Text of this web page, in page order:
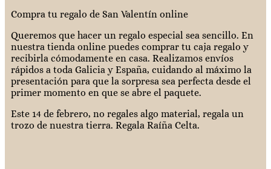
Compra tu regalo de San Valentín online
Queremos que hacer un regalo especial sea sencillo. En
nuestra tienda online puedes comprar tu caja regalo y
recibirla cómodamente en casa. Realizamos envíos
rápidos a toda Galicia y España, cuidando al máximo la
presentación para que la sorpresa sea perfecta desde el
primer momento en que se abre el paquete.
Este 14 de febrero, no regales algo material, regala un
trozo de nuestra tierra. Regala Raíña Celta.